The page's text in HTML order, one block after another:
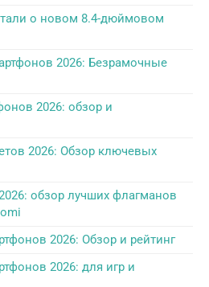
о новом 8.4-дюймовом
2026: Безрамочные
2026: обзор и
2026: Обзор ключевых
обзор лучших флагманов
2026: Обзор и рейтинг
2026: для игр и